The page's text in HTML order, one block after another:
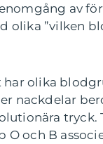
av
olika ”vilken
har olika
nackdelar
tryck.
O och B